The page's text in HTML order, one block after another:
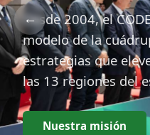
Desde 2004, el
modelo de la
estrategias que
las 13 regiones del
Nuestra misión
←